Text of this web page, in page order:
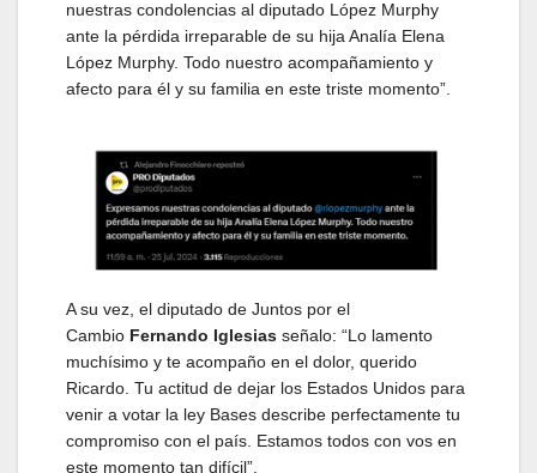
nuestras condolencias al diputado López Murphy
ante la pérdida irreparable de su hija Analía Elena
López Murphy. Todo nuestro acompañamiento y
afecto para él y su familia en este triste momento”.
A su vez, el diputado de Juntos por el
Cambio Fernando Iglesias señalo: “Lo lamento
muchísimo y te acompaño en el dolor, querido
Ricardo. Tu actitud de dejar los Estados Unidos para
venir a votar la ley Bases describe perfectamente tu
compromiso con el país. Estamos todos con vos en
este momento tan difícil”.